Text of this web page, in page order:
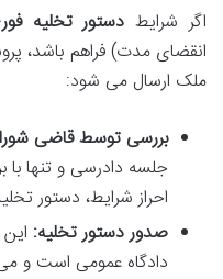
اگر شرایط دستور تخلیه
انقضای مدت) فراهم باشد،
ملک ارسال می شود:
بررسی توسط قاضی
جلسه دادرسی و تنها با
احراز شرایط، دستور
صدور دستور تخلیه:
دادگاه عمومی است و